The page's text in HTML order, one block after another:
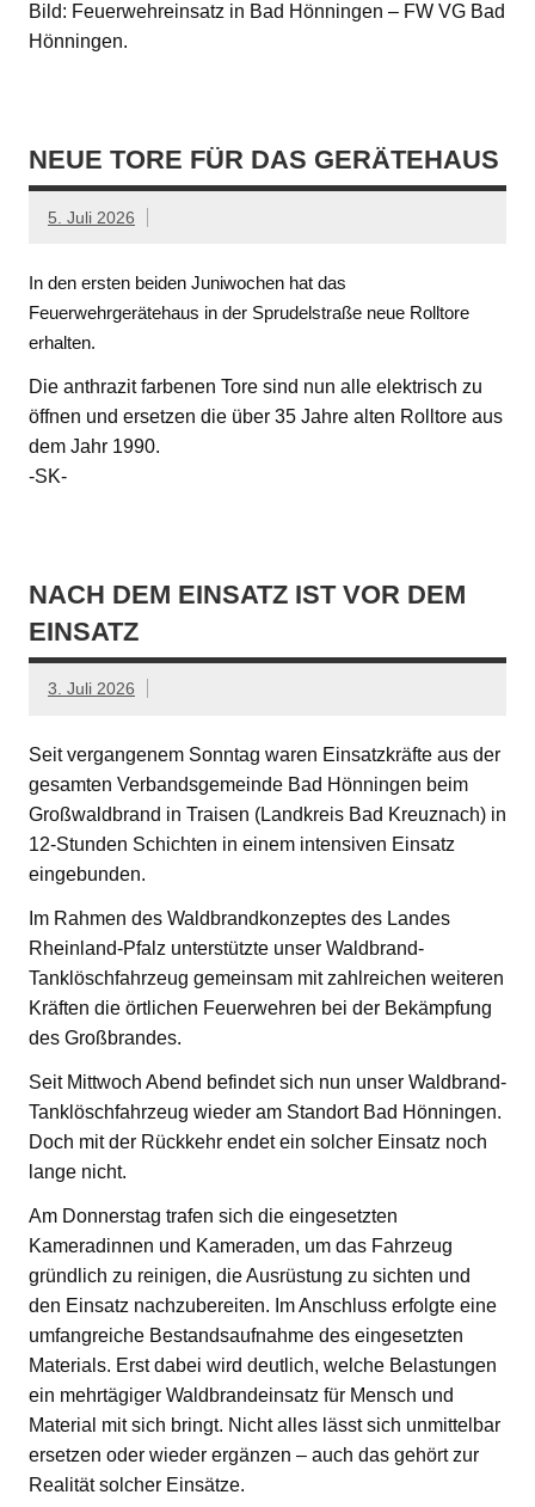
Bild: Feuerwehreinsatz in Bad Hönningen – FW VG Bad
Hönningen.
NEUE TORE FÜR DAS GERÄTEHAUS
5. Juli 2026
In den ersten beiden Juniwochen hat das
Feuerwehrgerätehaus in der Sprudelstraße neue Rolltore
erhalten.
Die anthrazit farbenen Tore sind nun alle elektrisch zu
öffnen und ersetzen die über 35 Jahre alten Rolltore aus
dem Jahr 1990.
-SK-
NACH DEM EINSATZ IST VOR DEM
EINSATZ
3. Juli 2026
Seit vergangenem Sonntag waren Einsatzkräfte aus der
gesamten Verbandsgemeinde Bad Hönningen beim
Großwaldbrand in Traisen (Landkreis Bad Kreuznach) in
12-Stunden Schichten in einem intensiven Einsatz
eingebunden.
Im Rahmen des Waldbrandkonzeptes des Landes
Rheinland-Pfalz unterstützte unser Waldbrand-
Tanklöschfahrzeug gemeinsam mit zahlreichen weiteren
Kräften die örtlichen Feuerwehren bei der Bekämpfung
des Großbrandes.
Seit Mittwoch Abend befindet sich nun unser Waldbrand-
Tanklöschfahrzeug wieder am Standort Bad Hönningen.
Doch mit der Rückkehr endet ein solcher Einsatz noch
lange nicht.
Am Donnerstag trafen sich die eingesetzten
Kameradinnen und Kameraden, um das Fahrzeug
gründlich zu reinigen, die Ausrüstung zu sichten und
den Einsatz nachzubereiten. Im Anschluss erfolgte eine
umfangreiche Bestandsaufnahme des eingesetzten
Materials. Erst dabei wird deutlich, welche Belastungen
ein mehrtägiger Waldbrandeinsatz für Mensch und
Material mit sich bringt. Nicht alles lässt sich unmittelbar
ersetzen oder wieder ergänzen – auch das gehört zur
Realität solcher Einsätze.